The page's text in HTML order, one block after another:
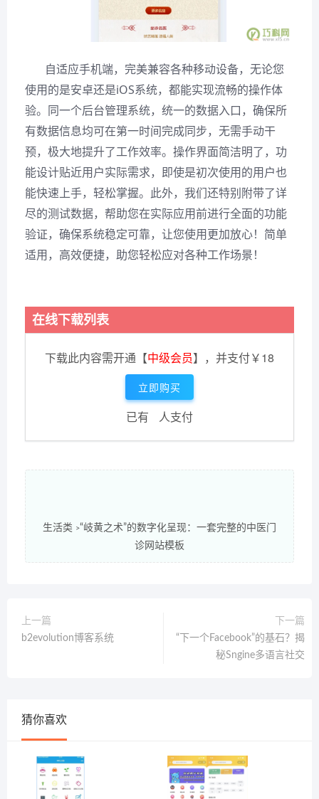
自适应手机端，完美兼容各种移动设备，无论您
使用的是安卓还是iOS系统，都能实现流畅的操作体
验。同一个后台管理系统，统一的数据入口，确保所
有数据信息均可在第一时间完成同步，无需手动干
预，极大地提升了工作效率。操作界面简洁明了，功
能设计贴近用户实际需求，即使是初次使用的用户也
能快速上手，轻松掌握。此外，我们还特别附带了详
尽的测试数据，帮助您在实际应用前进行全面的功能
验证，确保系统稳定可靠，让您使用更加放心！简单
适用，高效便捷，助您轻松应对各种工作场景！
在线下载列表
下载此内容需开通【中级会员】，并支付￥18
立即购买
已有 人支付
生活类 >“岐黄之术”的数字化呈现：一套完整的中医门
诊网站模板
上一篇
b2evolution博客系统
下一篇
“下一个Facebook”的基石？揭
秘Sngine多语言社交
猜你喜欢